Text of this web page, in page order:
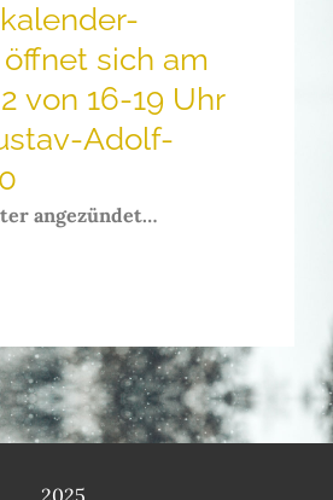
sich am
von 16-19 Uhr
Adolf-
angezündet…